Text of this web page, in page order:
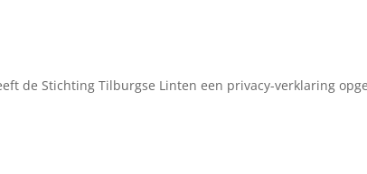
de Stichting Tilburgse Linten een privacy-verklaring